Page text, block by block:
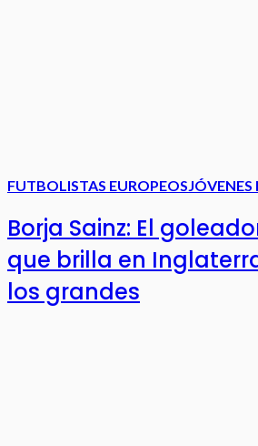
FUTBOLISTAS EUROPEOSJÓVENES
Borja Sainz: El
que brilla en
los grandes